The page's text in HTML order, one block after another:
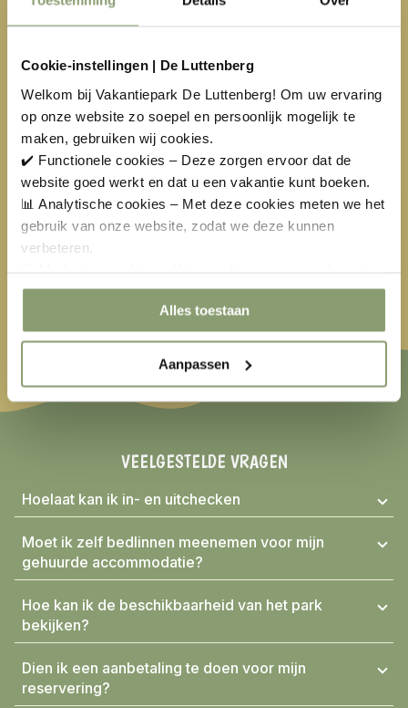
Cookie-instellingen | De Luttenberg
Welkom bij Vakantiepark De Luttenberg! Om uw ervaring
op onze website zo soepel en persoonlijk mogelijk te
maken, gebruiken wij cookies.
✔️ Functionele cookies – Deze zorgen ervoor dat de
website goed werkt en dat u een vakantie kunt boeken.
📊 Analytische cookies – Met deze cookies meten we het
gebruik van onze website, zodat we deze kunnen
verbeteren.
aanbiedingen en advertenties laten zien.
Alles toestaan
Aanpassen
10 11
17 18 19 20 21
24 25 26 27 28 29 30
31 1 2 3
Beschikbaar
Geen aankomstdag
Geselecteerd
Niet beschikbaar
VEELGESTELDE VRAGEN
Hoelaat kan ik in- en uitchecken
Moet ik zelf bedlinnen meenemen voor mijn
gehuurde accommodatie?
Hoe kan ik de beschikbaarheid van het park
bekijken?
Dien ik een aanbetaling te doen voor mijn
reservering?